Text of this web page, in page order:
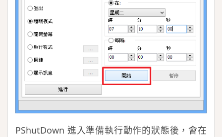
PShutDown 進入準備執行動作的狀態後，會在